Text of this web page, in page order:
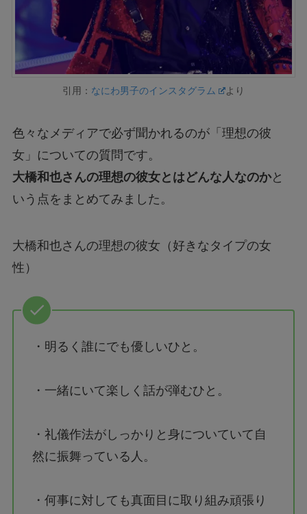
引用： なにわ男子のインスタグラム より
色々なメディアで必ず聞かれるのが「理想の彼
女」についての質問です。
大橋和也さんの理想の彼女とはどんな人なのかと
いう点をまとめてみました。
大橋和也さんの理想の彼女（好きなタイプの女
性）
・明るく誰にでも優しいひと。
・一緒にいて楽しく話が弾むひと。
・礼儀作法がしっかりと身についていて自
然に振舞っている人。
・何事に対しても真面目に取り組み頑張り